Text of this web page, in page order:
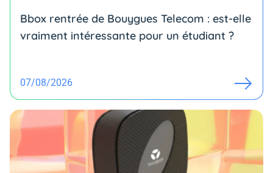
Bbox rentrée de Bouygues Telecom : est-elle
vraiment intéressante pour un étudiant ?
07/08/2026